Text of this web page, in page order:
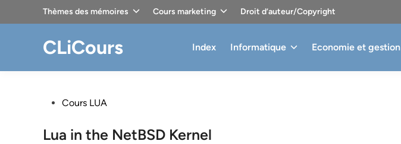
Thèmes des mémoires Cours marketing Droit d’auteur/Copyright
CLiCours Index Informatique Economie et gestion
PostedCours LUA
Lua in the NetBSD Kernel